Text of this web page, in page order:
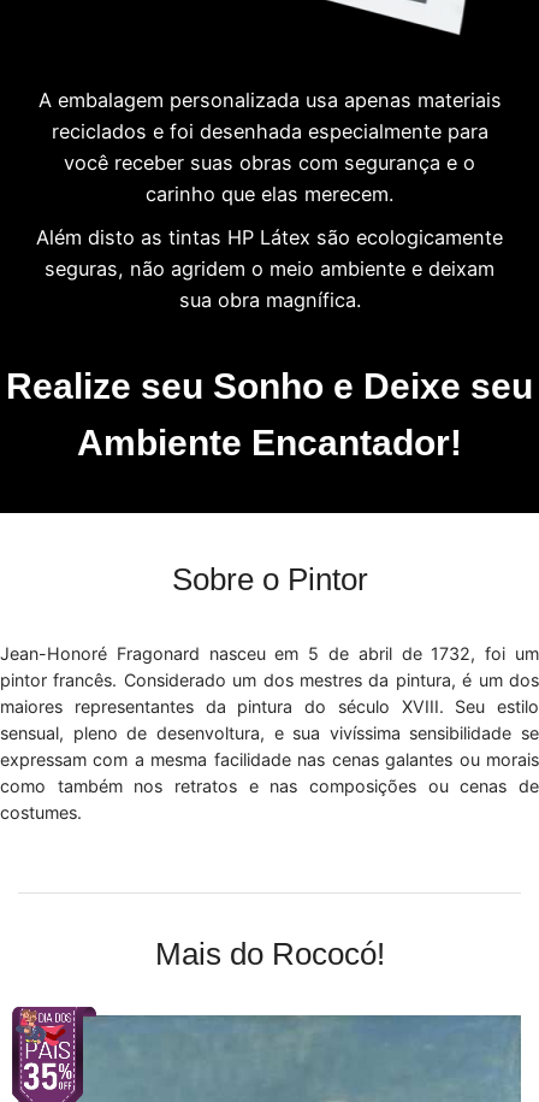
A embalagem personalizada usa apenas materiais
reciclados e foi desenhada especialmente para
você receber suas obras com segurança e o
carinho que elas merecem.
Além disto as tintas HP Látex são ecologicamente
seguras, não agridem o meio ambiente e deixam
sua obra magnífica.
Realize seu Sonho e Deixe seu
Ambiente Encantador!
Sobre o Pintor
Jean-Honoré Fragonard nasceu em 5 de abril de 1732, foi um
pintor francês. Considerado um dos mestres da pintura, é um dos
maiores representantes da pintura do século XVIII. Seu estilo
sensual, pleno de desenvoltura, e sua vivíssima sensibilidade se
expressam com a mesma facilidade nas cenas galantes ou morais
como também nos retratos e nas composições ou cenas de
costumes.
Mais do Rococó!